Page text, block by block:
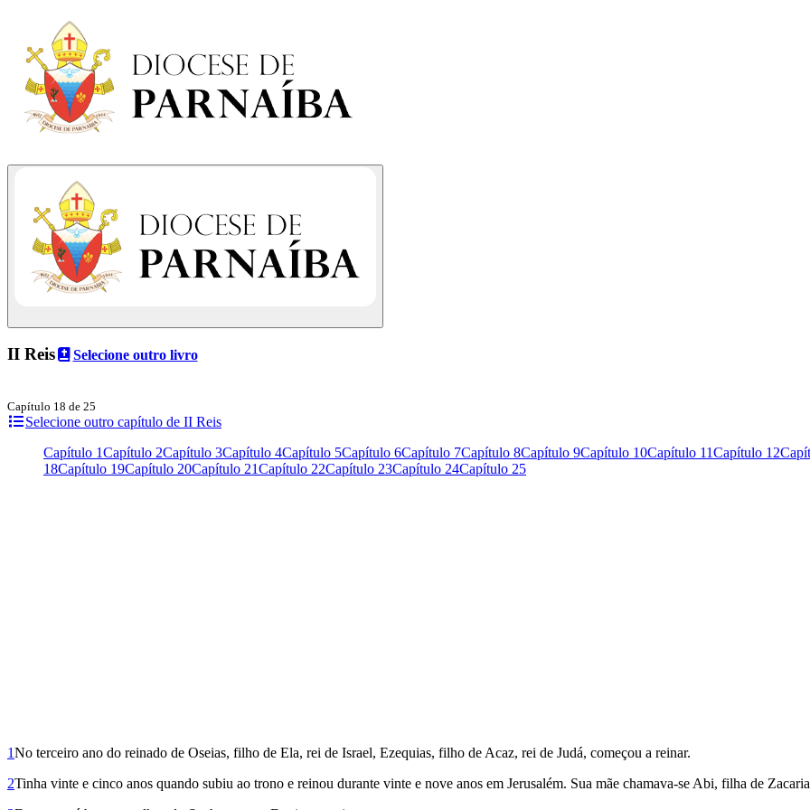
II Reis Selecione outro livro
Capítulo 18 de 25
Selecione outro capítulo de II Reis
Capítulo 1Capítulo 2Capítulo 3Capítulo 4Capítulo 5Capítulo 6Capítulo 7Capítulo 8Capítulo 9Capítulo 10Capítulo 11Capítulo 12
18Capítulo 19Capítulo 20Capítulo 21Capítulo 22Capítulo 23Capítulo 24Capítulo 25
1No terceiro ano do reinado de Oseias, filho de Ela, rei de Israel, Ezequias, filho de Acaz, rei de Judá, começou a reinar.
2Tinha vinte e cinco anos quando subiu ao trono e reinou durante vinte e nove anos em Jerusalém. Sua mãe chamava-se Abi, filha de